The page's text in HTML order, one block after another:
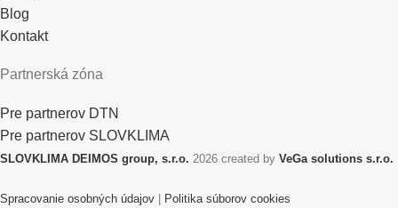
Blog
Kontakt
Partnerská zóna
Pre partnerov DTN
Pre partnerov SLOVKLIMA
SLOVKLIMA DEIMOS group, s.r.o. 2026 created by VeGa solutions s.r.o.
Spracovanie osobných údajov Politika súborov cookies